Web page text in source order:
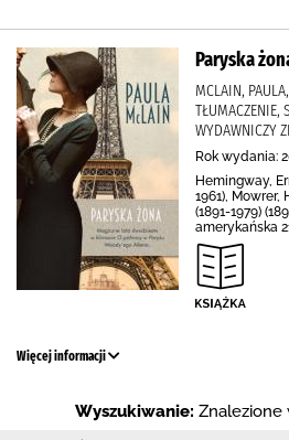
Paryska
MCLAIN,
TŁUMACZENIE,
WYDAWNICZY
Rok wydania:
Hemingway,
1961),
(1891-1979)
amerykańska
Więcej informacji
Wyszukiwanie: Znalezione